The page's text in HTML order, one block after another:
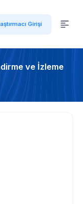
Girişi
ve İzleme